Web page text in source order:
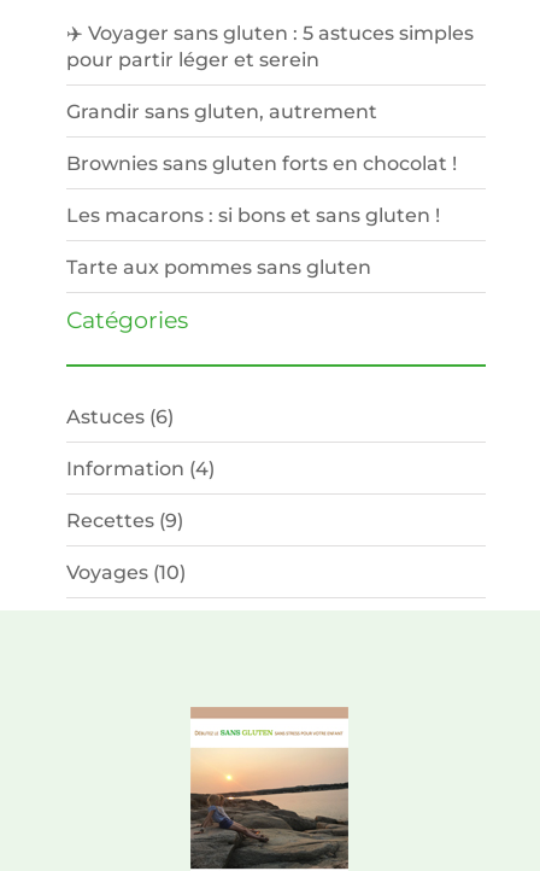
✈️ Voyager sans gluten : 5 astuces simples
pour partir léger et serein
Grandir sans gluten, autrement
Brownies sans gluten forts en chocolat !
Les macarons : si bons et sans gluten !
Tarte aux pommes sans gluten
Catégories
Astuces(6)
Information (4)
Recettes(9)
Voyages(10)